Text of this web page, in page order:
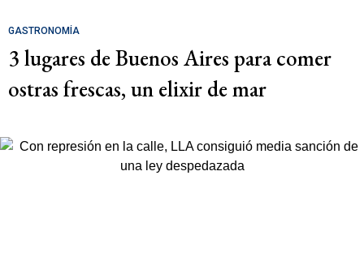
GASTRONOMÍA
3 lugares de Buenos Aires para comer
ostras frescas, un elixir de mar